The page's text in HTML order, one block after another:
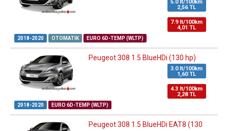
5.0 lt/100km
2,56 TL
7.9 lt/100km
4,01 TL
2018-2020 OTOMATIK EURO 6D-TEMP (WLTP)
Peugeot 308 1.5 BlueHDi (130 hp)
3.0 lt/100km
1,60 TL
4.3 lt/100km
2,28 TL
2018-2020 EURO 6D-TEMP (WLTP)
Peugeot 308 1.5 BlueHDi EAT8 (130